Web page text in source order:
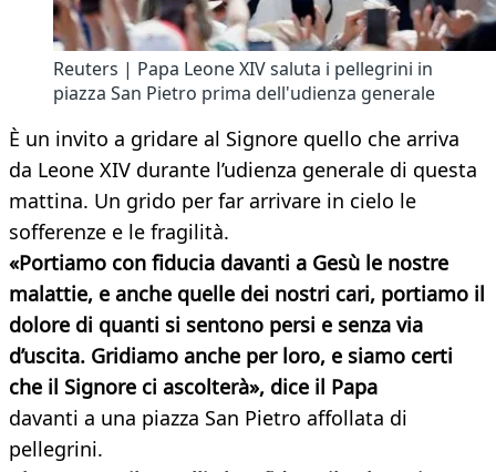
Reuters | Papa Leone XIV saluta i pellegrini in
piazza San Pietro prima dell'udienza generale
È un invito a gridare al Signore quello che arriva
da Leone XIV durante l’udienza generale di questa
mattina. Un grido per far arrivare in cielo le
sofferenze e le fragilità.
«Portiamo con fiducia davanti a Gesù le nostre
malattie, e anche quelle dei nostri cari, portiamo il
dolore di quanti si sentono persi e senza via
d’uscita. Gridiamo anche per loro, e siamo certi
che il Signore ci ascolterà», dice il Papa
davanti a una piazza San Pietro affollata di
pellegrini.